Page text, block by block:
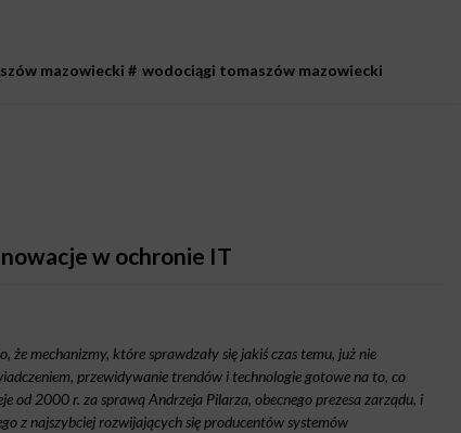
mazowiecki # wodociągi tomaszów mazowiecki
w ochronie IT
że mechanizmy, które sprawdzały się jakiś czas temu, już nie
przewidywanie trendów i technologie gotowe na to, co
od 2000 r. za sprawą Andrzeja Pilarza, obecnego prezesa zarządu, i
z najszybciej rozwijających się producentów systemów